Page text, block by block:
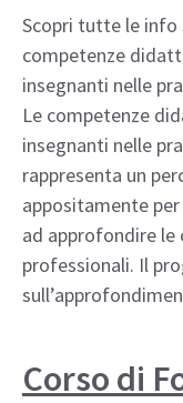
Scopri tutte le info
competenze
insegnanti nelle
Le competenze
insegnanti nelle
rappresenta un
appositamente
ad approfondire
professionali. Il
Corso di